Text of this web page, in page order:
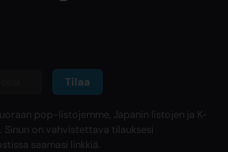
Tilaa
pop-listojemme, Japanin listojen ja K-
on vahvistettava tilauksesi
saamasi linkkiä.